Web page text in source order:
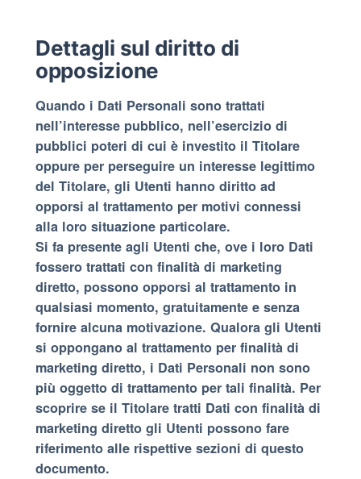
Dettagli sul diritto di
opposizione
Quando i Dati Personali sono trattati
nell’interesse pubblico, nell’esercizio di
pubblici poteri di cui è investito il Titolare
oppure per perseguire un interesse legittimo
del Titolare, gli Utenti hanno diritto ad
opporsi al trattamento per motivi connessi
alla loro situazione particolare.
Si fa presente agli Utenti che, ove i loro Dati
fossero trattati con finalità di marketing
diretto, possono opporsi al trattamento in
qualsiasi momento, gratuitamente e senza
fornire alcuna motivazione. Qualora gli Utenti
si oppongano al trattamento per finalità di
marketing diretto, i Dati Personali non sono
più oggetto di trattamento per tali finalità. Per
scoprire se il Titolare tratti Dati con finalità di
marketing diretto gli Utenti possono fare
riferimento alle rispettive sezioni di questo
documento.